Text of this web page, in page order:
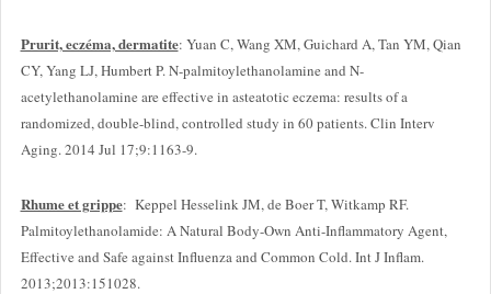
Prurit, eczéma, dermatite: Yuan C, Wang XM, Guichard A, Tan YM, Qian
CY, Yang LJ, Humbert P. N-palmitoylethanolamine and N-
acetylethanolamine are effective in asteatotic eczema: results of a
randomized, double-blind, controlled study in 60 patients. Clin Interv
Aging. 2014 Jul 17;9:1163-9.
Rhume et grippe: Keppel Hesselink JM, de Boer T, Witkamp RF.
Palmitoylethanolamide: A Natural Body-Own Anti-Inflammatory Agent,
Effective and Safe against Influenza and Common Cold. Int J Inflam.
2013;2013:151028.